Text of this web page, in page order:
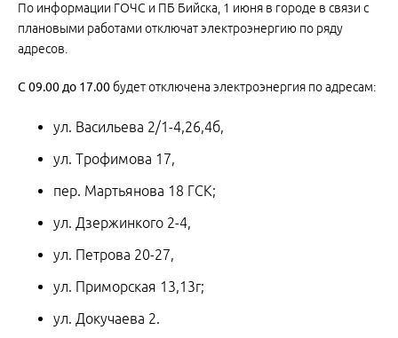
По информации ГОЧС и ПБ Бийска, 1 июня в городе в связи с
плановыми работами отключат электроэнергию по ряду
адресов.
С09.00до 17.00будет отключена электроэнергия по адресам:
ул. Васильева 2/1-4,26,4б,
ул. Трофимова 17,
пер. Мартьянова 18 ГСК;
ул. Дзержинкого 2-4,
ул. Петрова 20-27,
ул. Приморская 13,13г;
ул. Докучаева 2.